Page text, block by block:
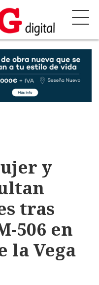
y
tras
506 en
la Vega